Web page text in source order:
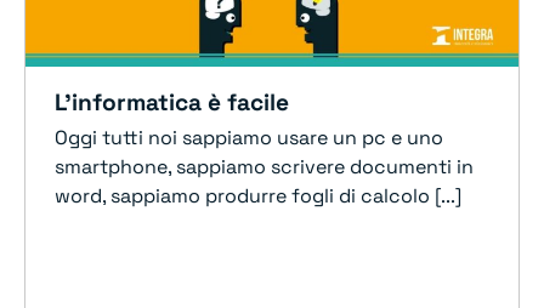
L’informatica è facile
Oggi tutti noi sappiamo usare un pc e uno
smartphone, sappiamo scrivere documenti in
word, sappiamo produrre fogli di calcolo [...]